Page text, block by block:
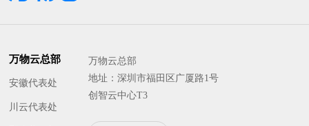
万物云总部
安徽代表处
川云代表处
万物云总部
地址：深圳市福田区广厦路1号
创智云中心T3